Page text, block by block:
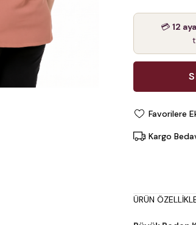
💳12
Favorilere
Kargo
ÜRÜN